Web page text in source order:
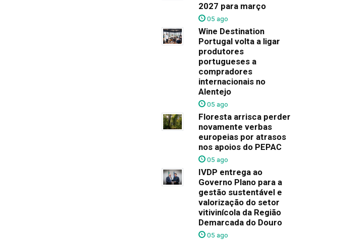
2027 para março
05 ago
Wine Destination
Portugal volta a ligar
produtores
portugueses a
compradores
internacionais no
Alentejo
05 ago
Floresta arrisca perder
novamente verbas
europeias por atrasos
nos apoios do PEPAC
05 ago
IVDP entrega ao
Governo Plano para a
gestão sustentável e
valorização do setor
vitivinícola da Região
Demarcada do Douro
05 ago